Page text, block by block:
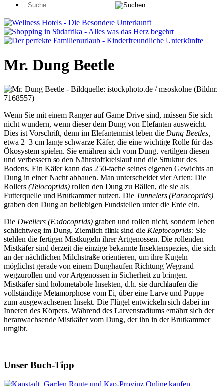
Mr. Dung Beetle
Wenn Sie mit einem Ranger auf Game Drive sind, müssen Sie sich
nicht wundern, wenn dieser dem Dung von Elefanten ausweicht.
Dies ist Vorschrift, denn im Elefantenmist leben die Dung Beetles,
etwa 2–3 cm lange schwarze Käfer, die eine wichtige Rolle für das
Ökosystem spielen. Sie ernähren sich vom Dung, vertilgen diesen
und verbessern so den Nährstoffkreislauf und die Struktur des
Bodens. Ein Käfer kann das 250-fache seines eigenen Gewichts an
Dung in einer Nacht abbauen. Man unterscheidet vier Arten: Die
Rollers (Telocoprids) rollen den Dung zu Bällen, die sie als
Futterquelle und Brutkammer nutzen. Die Tunnelers (Paracoprids)
graben den Dung an beliebigen Fundstellen unter die Erde ein.
Die Dwellers (Endocoprids) graben und rollen nicht, sondern leben
schlichtweg im Dung. Ziemlich flink sind die Kleptocoprids: Sie
stehlen die fertigen Mistkugeln ihrer Artgenossen. Die rollenden
Mistkäfer sind derzeit die einzige bekannte Insektenspezies, die sich
an der nächtlichen Milchstraße orientieren, um ihre Kugeln
möglichst gerade von einem Dunghaufen Richtung Wegrand
wegzurollen und vor Artgenossen in Sicherheit zu bringen.
Mistkäfer sind holometabole Insekten, d.h. sie durchlaufen die
vollständige Metamorphose vom Ei, über eine Larve und Puppe
zum ausgewachsenen Insekt. Die Flügel entwickeln sich dabei im
Inneren des Körpers. Während des Larvenstadiums ernährt sich der
heranwachsende Mistkäfer vom Dung, der ihn in der Brutkammer
umgibt.
Unser Buch-Tipp